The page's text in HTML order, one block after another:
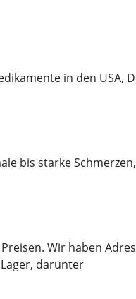
in den USA,
bis starke
Wir haben
darunter